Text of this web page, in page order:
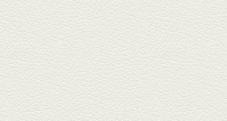
『富富飯店 新市街酒家』へ。２
階に...
2026年1月9日放送
酢だこ＆焼ぎょうざ
健軍で人吉の有名店のぎょうざ
を！『松龍軒健軍店』で、味わ
いの刻...
2025年12月19日放送
おばんざい三種盛＆麻婆